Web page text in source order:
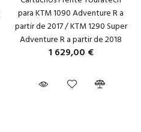
para KTM 1090 Adventure R a
partir de 2017 / KTM 1290 Super
Adventure R a partir de 2018
1 629,00 €